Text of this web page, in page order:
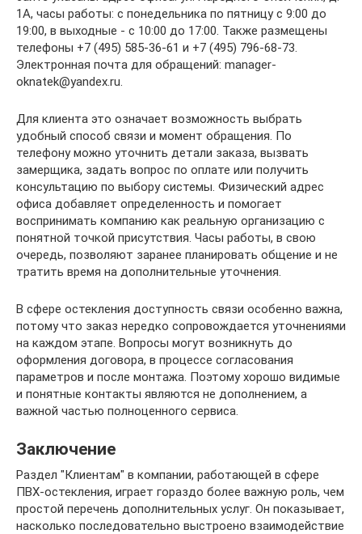
1А, часы работы: с понедельника по пятницу с 9:00 до
19:00, в выходные - с 10:00 до 17:00. Также размещены
телефоны +7 (495) 585-36-61 и +7 (495) 796-68-73.
Электронная почта для обращений: manager-
oknatek@yandex.ru.
Для клиента это означает возможность выбрать
удобный способ связи и момент обращения. По
телефону можно уточнить детали заказа, вызвать
замерщика, задать вопрос по оплате или получить
консультацию по выбору системы. Физический адрес
офиса добавляет определенность и помогает
воспринимать компанию как реальную организацию с
понятной точкой присутствия. Часы работы, в свою
очередь, позволяют заранее планировать общение и не
тратить время на дополнительные уточнения.
В сфере остекления доступность связи особенно важна,
потому что заказ нередко сопровождается уточнениями
на каждом этапе. Вопросы могут возникнуть до
оформления договора, в процессе согласования
параметров и после монтажа. Поэтому хорошо видимые
и понятные контакты являются не дополнением, а
важной частью полноценного сервиса.
Заключение
Раздел "Клиентам" в компании, работающей в сфере
ПВХ-остекления, играет гораздо более важную роль, чем
простой перечень дополнительных услуг. Он показывает,
насколько последовательно выстроено взаимодействие